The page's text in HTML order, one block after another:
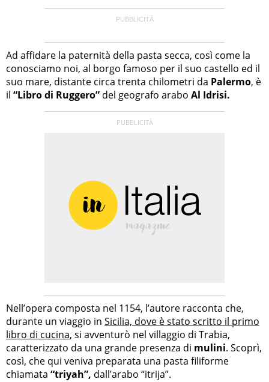
Ad affidare la paternità della pasta secca, così come la
conosciamo noi, al borgo famoso per il suo castello ed il
suo mare, distante circa trenta chilometri da Palermo, è
il “Libro di Ruggero” del geografo arabo Al Idrisi.
Nell’opera composta nel 1154, l’autore racconta che,
durante un viaggio in Sicilia, dove è stato scritto il primo
libro di cucina, si avventurò nel villaggio di Trabia,
caratterizzato da una grande presenza di mulini. Scoprì,
così, che qui veniva preparata una pasta filiforme
chiamata “triyah”, dall’arabo “itrija”.